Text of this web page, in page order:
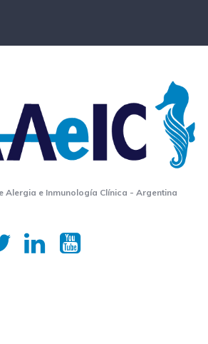
Alergia e Inmunología Clínica - Argentina